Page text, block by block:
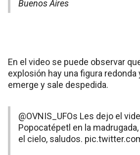
Buenos Aires
En el video se puede observar
explosión hay una figura redonda
emerge y sale despedida.
@OVNIS_UFOs Les dejo el
Popocatépetl en la
el cielo, saludos.